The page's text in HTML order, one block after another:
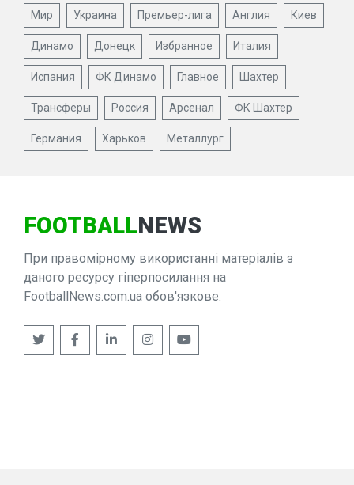
Мир Украина Премьер-лига Англия Киев
Динамо Донецк Избранное Италия
Испания ФК Динамо Главное Шахтер
Трансферы Россия Арсенал ФК Шахтер
Германия Харьков Металлург
FOOTBALLNEWS
При правомірному використанні матеріалів з
даного ресурсу гіперпосилання на
FootballNews.com.ua обов'язкове.